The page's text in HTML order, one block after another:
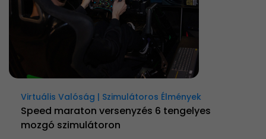
Virtuális Valóság | Szimulátoros Élmények
Speed maraton versenyzés 6 tengelyes
mozgó szimulátoron